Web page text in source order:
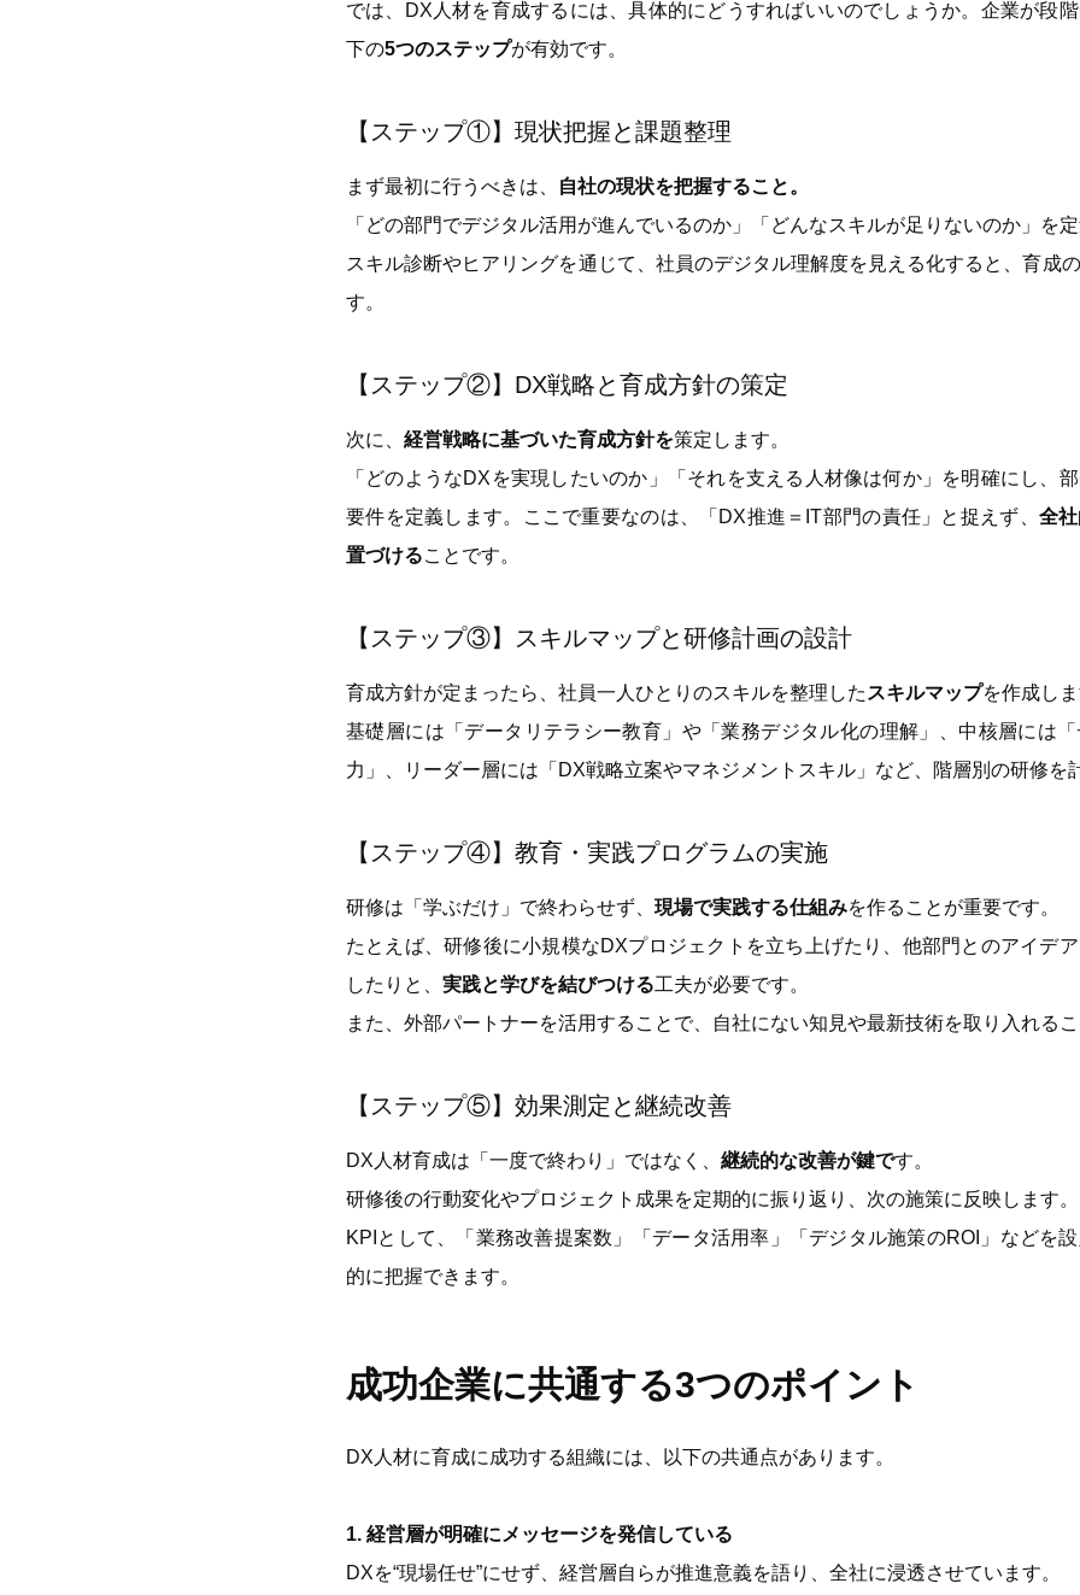
では、DX人材を育成するには、具体的にどうすればいいのでしょうか。企業が段
下の5つのステップが有効です。
【ステップ①】現状把握と課題整理
まず最初に行うべきは、
自社の現状を把握すること。
「どの部門でデジタル活用が進んでいるのか」「どんなスキルが足りないのか」を定
スキル診断やヒアリングを通じて、社員のデジタル理解度を見える化すると、育成
す。
【ステップ②】DX戦略と育成方針の策定
次に、 経営戦略に基づいた育成方針を策定します。
「どのようなDXを実現したいのか」「それを支える人材像は何か」を明確にし、
要件を定義します。ここで重要なのは、「DX推進＝IT部門の責任」と捉えず、 全
置づけることです。
【ステップ③】スキルマップと研修計画の設計
育成方針が定まったら、社員一人ひとりのスキルを整理した スキルマップを作成しま
基礎層には「データリテラシー教育」や「業務デジタル化の理解」、中核層には
力」、リーダー層には「DX戦略立案やマネジメントスキル」など、階層別の研修を
【ステップ④】教育・実践プログラムの実施
研修は「学ぶだけ」で終わらせず、 現場で実践する仕組みを作ることが重要です。
たとえば、研修後に小規模なDXプロジェクトを立ち上げたり、他部門とのアイデ
したりと、 実践と学びを結びつける工夫が必要です。
また、外部パートナーを活用することで、自社にない知見や最新技術を取り入れるこ
【ステップ⑤】効果測定と継続改善
DX人材育成は「一度で終わり」ではなく、 継続的な改善が鍵です。
研修後の行動変化やプロジェクト成果を定期的に振り返り、次の施策に反映します。
KPIとして、「業務改善提案数」「データ活用率」「デジタル施策のROI」などを
的に把握できます。
成功企業に共通する3つのポイント
DX人材に育成に成功する組織には、以下の共通点があります。
1. 経営層が明確にメッセージを発信している
DXを“現場任せ”にせず、経営層自らが推進意義を語り、全社に浸透させています。